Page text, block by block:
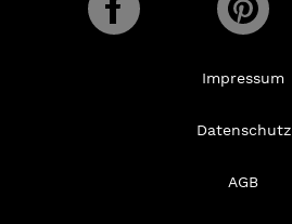
Impressum
Datenschutz
AGB